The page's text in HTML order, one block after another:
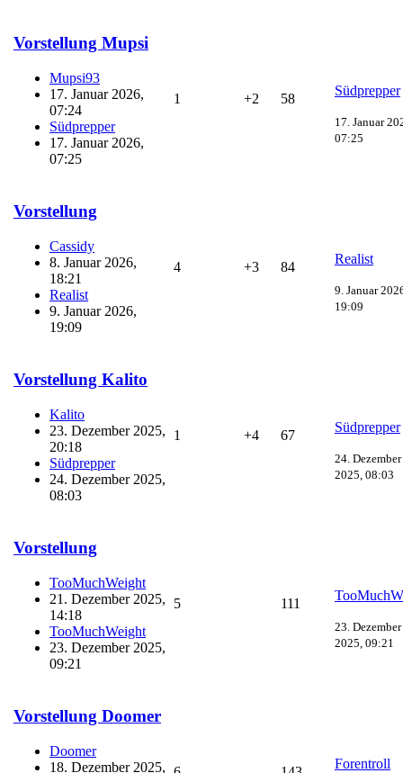
Vorstellung Mupsi
Mupsi93
17. Januar 2026,
07:24
Südprepper
17. Januar 2026,
07:25
1 +2 58
Südprepper
17. Januar
07:25
Vorstellung
Cassidy
8. Januar 2026,
18:21
Realist
9. Januar 2026,
19:09
4 +3 84
Realist
9. Januar
19:09
Vorstellung Kalito
Kalito
23. Dezember 2025,
20:18
Südprepper
24. Dezember 2025,
08:03
1 +4 67
Südprepper
24. Dezember
2025, 08:03
Vorstellung
TooMuchWeight
21. Dezember 2025,
14:18
TooMuchWeight
23. Dezember 2025,
09:21
5 111
23. Dezember
2025, 09:21
Vorstellung Doomer
Doomer
18. Dezember 2025,
Forentroll